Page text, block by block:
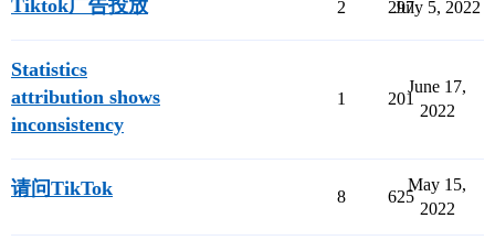
Tiktok广告投放 2 297
July 5, 2022
Statistics
attribution shows
inconsistency
1 201
June 17,
2022
请问TikTok 8 625
May 15,
2022